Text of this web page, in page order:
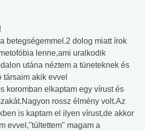
betegségemmel.2 dolog miatt írok
lenne,ami uralkodik
utána néztem a tüneteknek és
akik evvel
koromban elkaptam egy vírust és
rossz élmény volt.Az
is kaptam el ilyen vírust,de akkor
evvel,"túltettem" magam a